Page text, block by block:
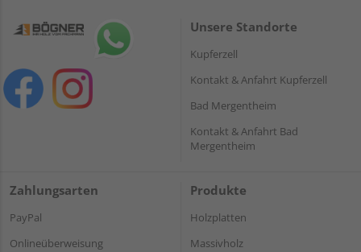
Unsere Standorte
Kupferzell
Kontakt & Anfahrt Kupferzell
Bad Mergentheim
Kontakt & Anfahrt Bad
Mergentheim
Zahlungsarten
PayPal
Onlineüberweisung
Produkte
Holzplatten
Massivholz